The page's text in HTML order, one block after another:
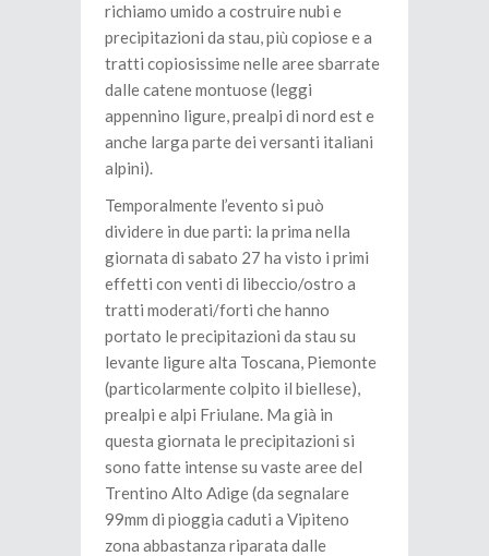
richiamo umido a costruire nubi e
precipitazioni da stau, più copiose e a
tratti copiosissime nelle aree sbarrate
dalle catene montuose (leggi
appennino ligure, prealpi di nord est e
anche larga parte dei versanti italiani
alpini).
Temporalmente l’evento si può
dividere in due parti: la prima nella
giornata di sabato 27 ha visto i primi
effetti con venti di libeccio/ostro a
tratti moderati/forti che hanno
portato le precipitazioni da stau su
levante ligure alta Toscana, Piemonte
(particolarmente colpito il biellese),
prealpi e alpi Friulane. Ma già in
questa giornata le precipitazioni si
sono fatte intense su vaste aree del
Trentino Alto Adige (da segnalare
99mm di pioggia caduti a Vipiteno
zona abbastanza riparata dalle